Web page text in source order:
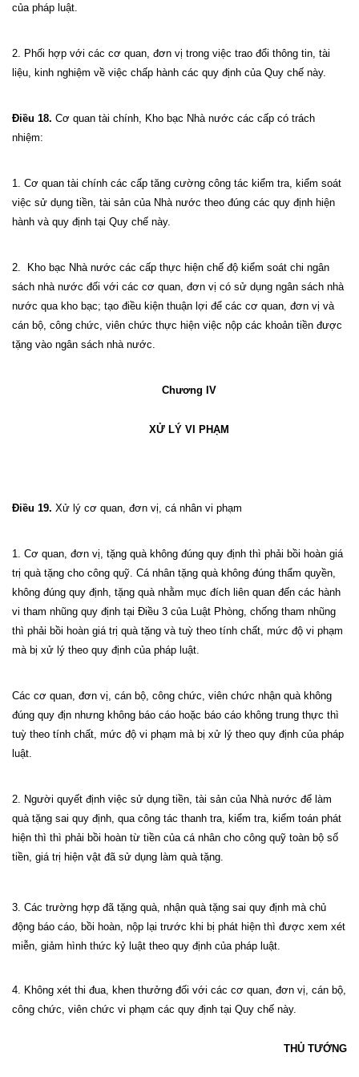
của pháp luật.
2. Phối hợp với các cơ quan, đơn vị trong việc trao đổi thông tin, tài
liệu, kinh nghiệm về việc chấp hành các quy định của Quy chế này.
Điều 18. Cơ quan tài chính, Kho bạc Nhà nước các cấp có trách
nhiệm:
1. Cơ quan tài chính các cấp tăng cường công tác kiểm tra, kiểm soát
việc sử dụng tiền, tài sản của Nhà nước theo đúng các quy định hiện
hành và quy định tại Quy chế này.
2. Kho bạc Nhà nước các cấp thực hiện chế độ kiểm soát chi ngân
sách nhà nước đối với các cơ quan, đơn vị có sử dụng ngân sách nhà
nước qua kho bạc; tạo điều kiện thuận lợi để các cơ quan, đơn vị và
cán bộ, công chức, viên chức thực hiện việc nộp các khoản tiền được
tặng vào ngân sách nhà nước.
Chương IV
XỬ LÝ VI PHẠM
Điều 19. Xử lý cơ quan, đơn vị, cá nhân vi phạm
1. Cơ quan, đơn vị, tặng quà không đúng quy định thì phải bồi hoàn giá
trị quà tặng cho công quỹ. Cá nhân tặng quà không đúng thẩm quyền,
không đúng quy định, tặng quà nhằm mục đích liên quan đến các hành
vi tham nhũng quy định tại Điều 3 của Luật Phòng, chống tham nhũng
thì phải bồi hoàn giá trị quà tặng và tuỳ theo tính chất, mức độ vi phạm
mà bị xử lý theo quy định của pháp luật.
Các cơ quan, đơn vị, cán bộ, công chức, viên chức nhận quà không
đúng quy địn nhưng không báo cáo hoặc báo cáo không trung thực thì
tuỳ theo tính chất, mức độ vi phạm mà bị xử lý theo quy định của pháp
luật.
2. Người quyết định việc sử dụng tiền, tài sản của Nhà nước để làm
quà tặng sai quy định, qua công tác thanh tra, kiểm tra, kiểm toán phát
hiện thì thì phải bồi hoàn từ tiền của cá nhân cho công quỹ toàn bộ số
tiền, giá trị hiện vật đã sử dụng làm quà tặng.
3. Các trường hợp đã tặng quà, nhận quà tặng sai quy định mà chủ
động báo cáo, bồi hoàn, nộp lại trước khi bị phát hiện thì được xem xét
miễn, giảm hình thức kỷ luật theo quy định của pháp luật.
4. Không xét thi đua, khen thưởng đối với các cơ quan, đơn vị, cán bộ,
công chức, viên chức vi phạm các quy định tại Quy chế này.
THỦ TƯỚNG